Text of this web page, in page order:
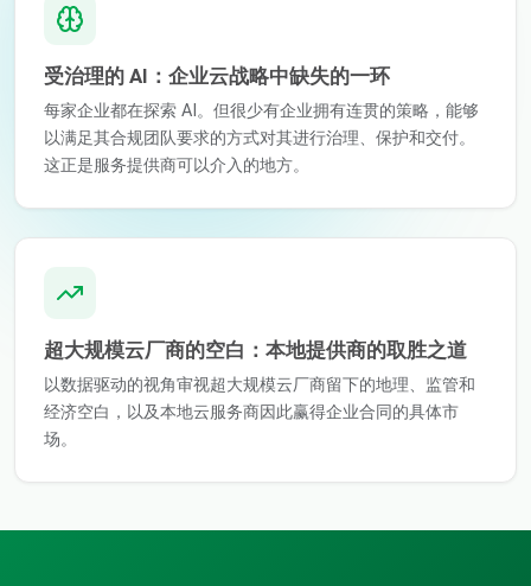
受治理的 AI：企业云战略中缺失的一环
每家企业都在探索 AI。但很少有企业拥有连贯的策略，能够
以满足其合规团队要求的方式对其进行治理、保护和交付。
这正是服务提供商可以介入的地方。
超大规模云厂商的空白：本地提供商的取胜之道
以数据驱动的视角审视超大规模云厂商留下的地理、监管和
经济空白，以及本地云服务商因此赢得企业合同的具体市
场。